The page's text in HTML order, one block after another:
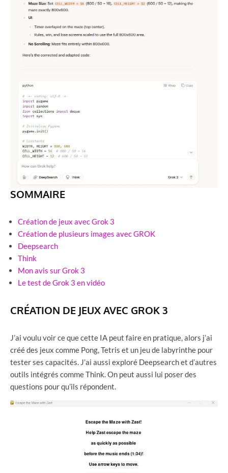
SOMMAIRE
Création de jeux avec Grok 3
Création de plusieurs images avec GROK
Deepsearch
Think
Mon avis sur Grok 3
Le test de Grok 3 en vidéo
CRÉATION DE JEUX AVEC GROK 3
J’ai voulu voir ce que cette IA peut faire en pratique, alors j’ai
créé des jeux comme Pong, Tetris et un jeu de labyrinthe pour
tester ses capacités. J’ai aussi exploré Deepsearch et d’autres
outils intégrés comme Think. On peut aussi lui poser des
questions pour qu’ils répondent.